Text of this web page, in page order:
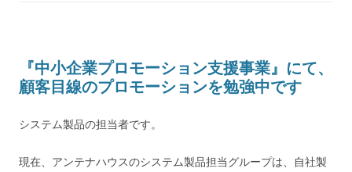
『中小企業プロモーション支援事業』にて、
顧客目線のプロモーションを勉強中です
システム製品の担当者です。
現在、アンテナハウスのシステム製品担当グループは、自社製